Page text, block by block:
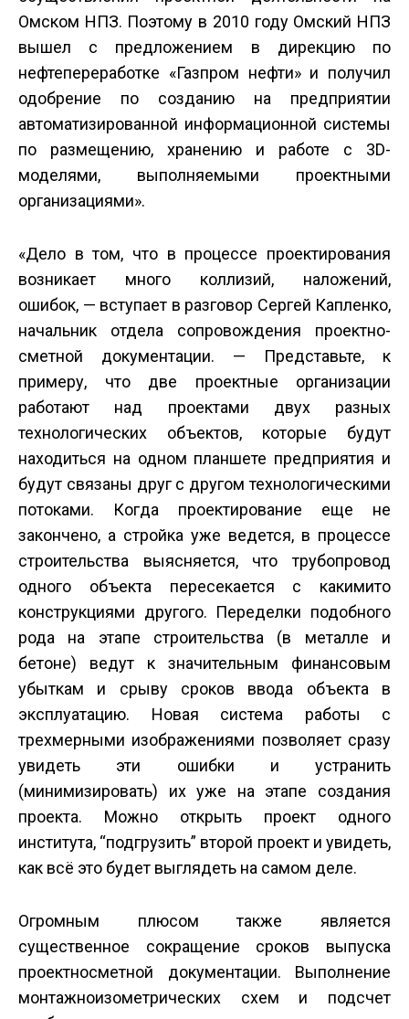
Омском НПЗ. Поэтому в 2010 году Омский НПЗ
вышел с предложением в дирекцию по
нефтепереработке «Газпром нефти» и получил
одобрение по созданию на предприятии
автоматизированной информационной системы
по размещению, хранению и работе с 3D­
моделями, выполняемыми проектными
организациями».
«Дело в том, что в процессе проектирования
возникает много коллизий, наложений,
ошибок, — вступает в разговор Сергей Капленко,
начальник отдела сопровождения проектно­
сметной документации. — Представьте, к
примеру, что две проектные организации
работают над проектами двух разных
технологических объектов, которые будут
находиться на одном планшете предприятия и
будут связаны друг с другом технологическими
потоками. Когда проектирование еще не
закончено, а стройка уже ведется, в процессе
строительства выясняется, что трубопровод
одного объекта пересекается с какими­то
конструкциями другого. Переделки подобного
рода на этапе строительства (в металле и
бетоне) ведут к значительным финансовым
убыткам и срыву сроков ввода объекта в
эксплуатацию. Новая система работы с
трехмерными изображениями позволяет сразу
увидеть эти ошибки и устранить
(минимизировать) их уже на этапе создания
проекта. Можно открыть проект одного
института, “подгрузить” второй проект и увидеть,
как всё это будет выглядеть на самом деле.
Огромным плюсом также является
существенное сокращение сроков выпуска
проектно­сметной документации. Выполнение
монтажно­изометрических схем и подсчет